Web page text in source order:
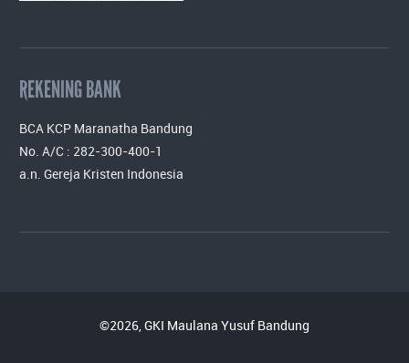
REKENING BANK
BCA KCP Maranatha Bandung
No. A/C : 282-300-400-1
a.n. Gereja Kristen Indonesia
©2026, GKI Maulana Yusuf Bandung